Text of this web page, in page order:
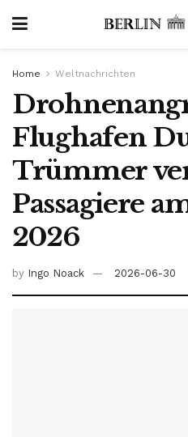
Home Weltnachrichten
Flughafen
Trümmer
Passagiere
2026
by Ingo Noack 2026-06-30